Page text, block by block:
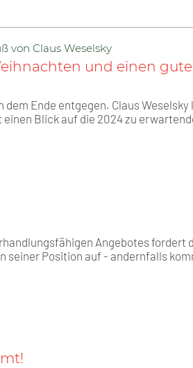
Süd-West
GDL-
Erhöhung
Familien-
Freizeit-
von Claus Weselsky
und einen
Ende entgegen. Claus
Blick auf die 2024 zu
Angebotes fordert
seiner Position auf - andernfalls